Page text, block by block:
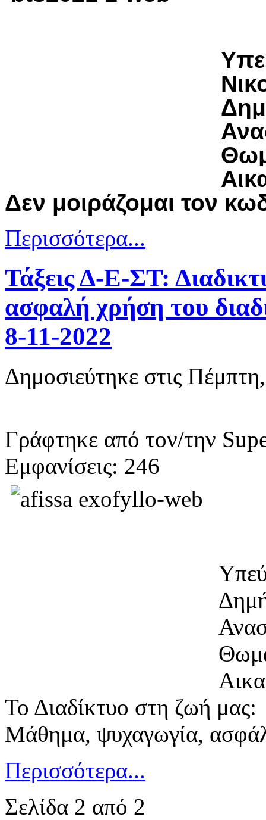
Δεν μοιράζομαι τον
Περισσότερα...
Τάξεις Δ-Ε-ΣΤ:
ασφαλή χρήση του
8-11-2022
Δημοσιεύτηκε στις
Γράφτηκε από τον/την
Εμφανίσεις: 246
Το Διαδίκτυο στη ζωή μας:
Μάθημα, ψυχαγωγία,
Περισσότερα...
Σελίδα 2 από 2